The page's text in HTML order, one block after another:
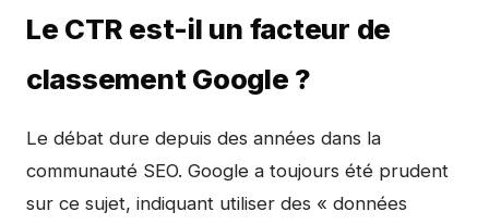
Le CTR est-il un facteur de
classement Google ?
Le débat dure depuis des années dans la
communauté SEO. Google a toujours été prudent
sur ce sujet, indiquant utiliser des « données